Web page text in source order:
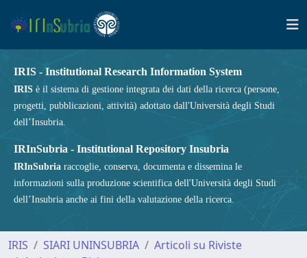
IRIS - Institutional Research Information System
IRIS è il sistema di gestione integrata dei dati della ricerca (persone,
progetti, pubblicazioni, attività) adottato dall'Università degli Studi
dell’Insubria.
IRInSubria - Institutional Repository Insubria
IRInSubria raccoglie, conserva, documenta e dissemina le
informazioni sulla produzione scientifica dell'Università degli Studi
dell’Insubria anche ai fini della valutazione della ricerca.
IRIS SIARI UNINSUBRIA
Articoli su Riviste